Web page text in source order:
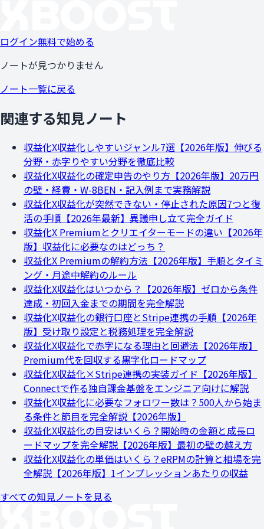
ログイン無料で始める
ノートが見つかりません
ノート一覧に戻る
関連する知見ノート
収益化X収益化しやすいジャンル7選【2026年版】伸びる
分野・赤字りやすい分野を徹底比較
収益化X収益化の確定申告のやり方【2026年版】20万円
の壁・経費・W-8BEN・記入例まで実務解説
収益化X収益化が突然できない・停止された原因7つと復
活の手順【2026年最新】異議申し立て完全ガイド
収益化X Premiumとクリエイターモードの違い【2026年
版】収益化に必要なのはどっち？
収益化X Premiumの解約方法【2026年版】手順とタイミ
ング・月途中解約のルール
収益化X収益化はいつから？【2026年版】ゼロから条件
達成・初回入金までの期間を完全解説
収益化X収益化の銀行口座とStripe連携の手順【2026年
版】受け取り設定と税務処理を完全解説
収益化X収益化で赤字になる理由と回避法【2026年版】
Premium代を回収する黒字化ロードマップ
収益化X収益化×Stripe連携の実装ガイド【2026年版】
Connectで作る独自課金基盤をエンジニア向けに解説
収益化X収益化に必要なフォロワー数は？500人から始ま
る条件と節目を完全解説【2026年版】
収益化X収益化の目安はいくら？開始時の金額と成長ロ
ードマップを完全解説【2026年版】最初の壁の越え方
収益化X収益化の単価はいくら？eRPMの計算と相場を完
全解説【2026年版】1インプレッションあたりの収益
すべての知見ノートを見る